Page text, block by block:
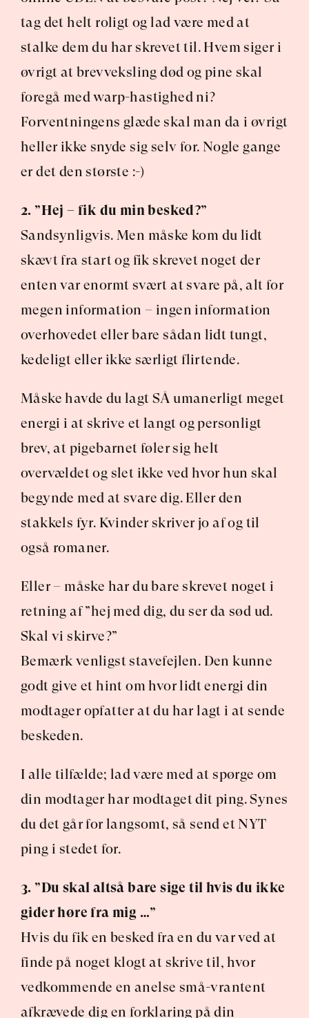
tag det helt roligt og lad være med at
stalke dem du har skrevet til. Hvem siger i
øvrigt at brevveksling død og pine skal
foregå med warp-hastighed ni?
Forventningens glæde skal man da i øvrigt
heller ikke snyde sig selv for. Nogle gange
er det den største :-)
2. ”Hej – fik du min besked?”
Sandsynligvis. Men måske kom du lidt
skævt fra start og fik skrevet noget der
enten var enormt svært at svare på, alt for
megen information – ingen information
overhovedet eller bare sådan lidt tungt,
kedeligt eller ikke særligt flirtende.
Måske havde du lagt SÅ umanerligt meget
energi i at skrive et langt og personligt
brev, at pigebarnet føler sig helt
overvældet og slet ikke ved hvor hun skal
begynde med at svare dig. Eller den
stakkels fyr. Kvinder skriver jo af og til
også romaner.
Eller – måske har du bare skrevet noget i
retning af ”hej med dig, du ser da sød ud.
Skal vi skirve?”
Bemærk venligst stavefejlen. Den kunne
godt give et hint om hvor lidt energi din
modtager opfatter at du har lagt i at sende
beskeden.
I alle tilfælde; lad være med at spørge om
din modtager har modtaget dit ping. Synes
du det går for langsomt, så send et NYT
ping i stedet for.
3. ”Du skal altså bare sige til hvis du ikke
gider høre fra mig …”
Hvis du fik en besked fra en du var ved at
finde på noget klogt at skrive til, hvor
vedkommende en anelse små-vrantent
afkrævede dig en forklaring på din